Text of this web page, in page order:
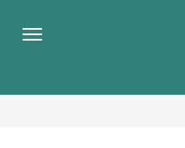
قائمة